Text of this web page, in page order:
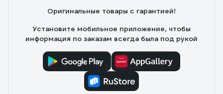
Оригинальные товары с гарантией!
Установите мобильное приложение, чтобы
информация по заказам всегда была под рукой